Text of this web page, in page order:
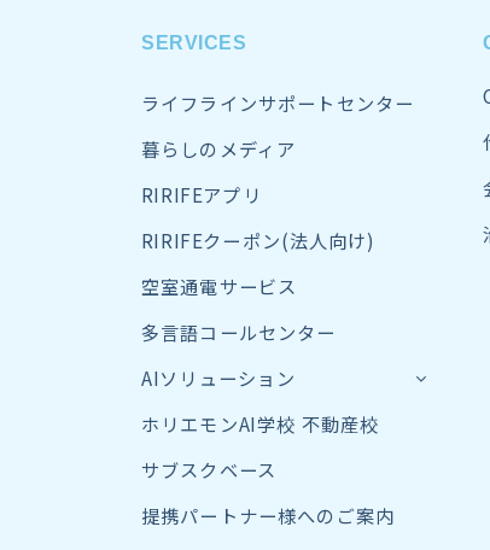
SERVICES
ライフラインサポートセンター
暮らしのメディア
RIRIFEアプリ
RIRIFEクーポン(法人向け)
空室通電サービス
多言語コールセンター
AIソリューション
ホリエモンAI学校 不動産校
サブスクベース
提携パートナー様へのご案内